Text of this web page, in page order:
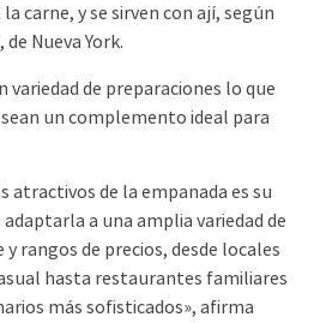
carne, y se sirven con ají, según
Nueva York.
variedad de preparaciones lo que
un complemento ideal para
atractivos de la empanada es su
a una amplia variedad de
rangos de precios, desde locales
hasta restaurantes familiares
más sofisticados», afirma